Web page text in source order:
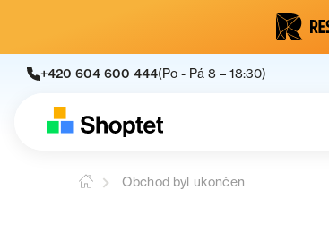
+420 604 600 444(Po - Pá 8 – 18:30)
Obchod byl ukončen